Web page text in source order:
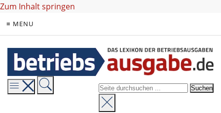
Zum Inhalt springen
≡ MENU